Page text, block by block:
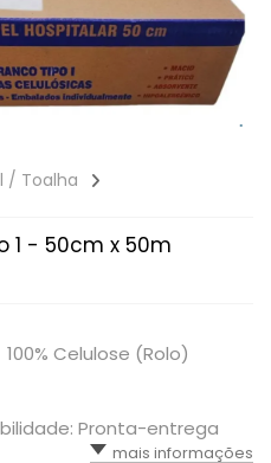
/ Toalha
1 - 50cm x 50m
Celulose (Rolo)
Pronta-entrega
mais informações